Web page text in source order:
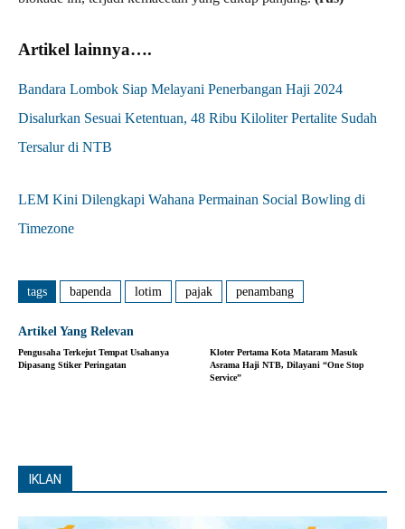
Artikel lainnya….
Bandara Lombok Siap Melayani Penerbangan Haji 2024
Disalurkan Sesuai Ketentuan, 48 Ribu Kiloliter Pertalite Sudah
Tersalur di NTB
LEM Kini Dilengkapi Wahana Permainan Social Bowling di
Timezone
tags bapenda lotim pajak penambang
Artikel Yang Relevan
Pengusaha Terkejut Tempat Usahanya
Dipasang Stiker Peringatan
Kloter Pertama Kota Mataram Masuk
Asrama Haji NTB, Dilayani “One Stop
Service”
IKLAN